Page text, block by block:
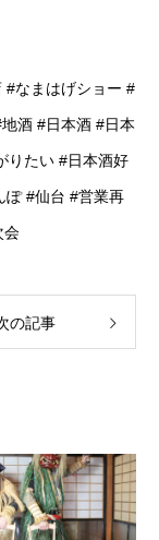
#なまはげショー #
酒 #日本酒 #日本
りたい #日本酒好
ぽ #仙台 #営業再
会
の記事